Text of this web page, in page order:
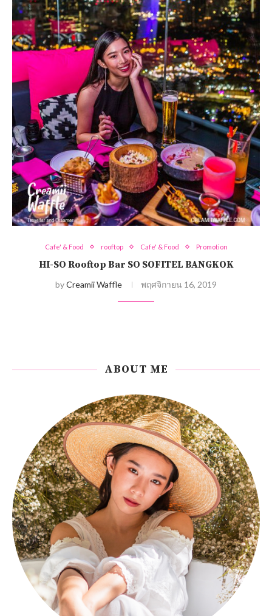
Cafe' & Food rooftop Cafe' & Food Promotion
HI-SO Rooftop Bar SO SOFITEL BANGKOK
byCreamii Waffle พฤศจิกายน 16, 2019
ABOUT ME